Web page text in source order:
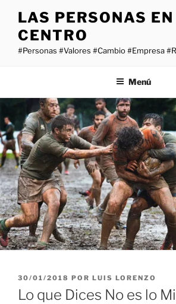
contenido
LAS PERSONAS
CENTRO
#Personas #Valores #Cambio #Empresa
Menú
PUBLICADO
EL
30/01/2018 POR LUIS LORENZO
Lo que Dices No es lo